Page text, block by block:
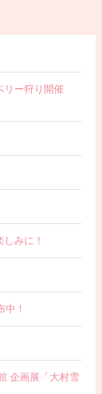
リー狩り開催
みに！
！
企画展「大村雪